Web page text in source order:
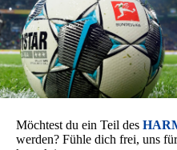
Möchtest du ein Teil des
werden? Fühle dich frei, uns